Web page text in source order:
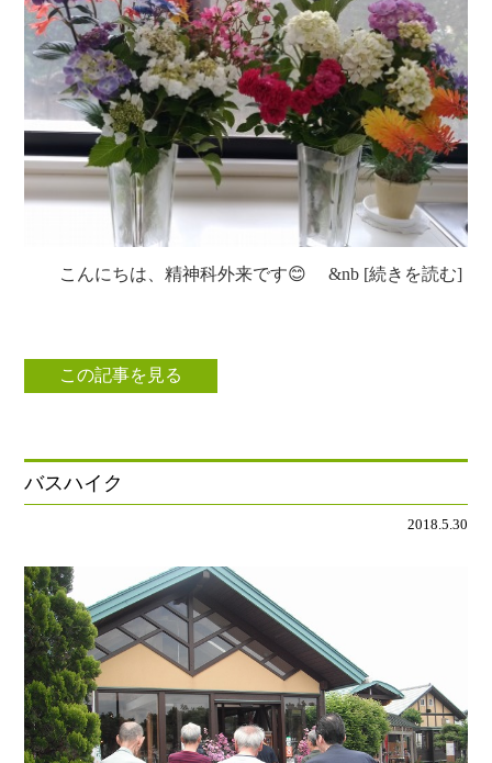
介護保険相談・ケアプラン作成 【三芳ケアステーション】
三芳地域在宅介護相談 【三芳地域介護支援センター】
お問い合せ
こんにちは、精神科外来です😊 &nb [続きを読む]
この記事を見る
バスハイク
2018.5.30